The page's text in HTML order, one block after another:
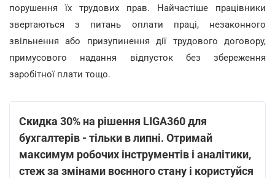
порушення їх трудових прав. Найчастіше працівники
звертаються з питань оплати праці, незаконного
звільнення або призупинення дії трудового договору,
примусового надання відпусток без збереження
заробітної плати тощо.
Скидка 30% на рішення LIGA360 для
бухгалтерів - тільки в липні. Отримай
максимум робочих інструментів і аналітики,
стеж за змінами воєнного стану і користуйся